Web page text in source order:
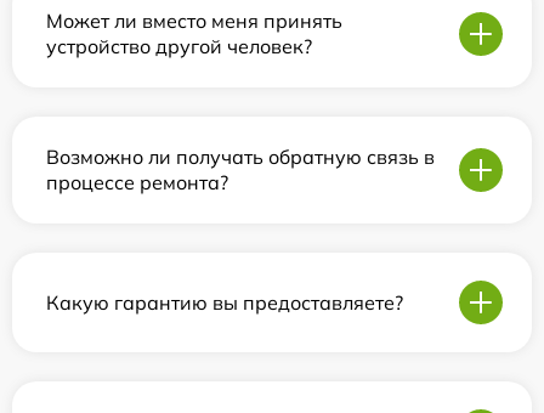
Может ли вместо меня принять
устройство другой человек?
Возможно ли получать обратную связь в
процессе ремонта?
Какую гарантию вы предоставляете?